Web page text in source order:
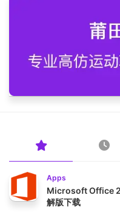
Apps
Microsoft Office
解版下载